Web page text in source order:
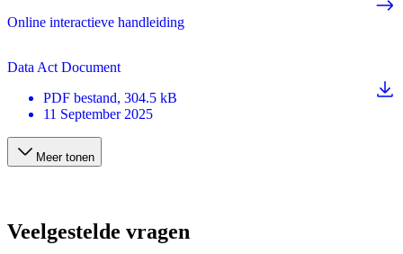
Online interactieve handleiding
Data Act Document
PDF bestand, 304.5 kB
11 September 2025
Meer tonen
Veelgestelde vragen